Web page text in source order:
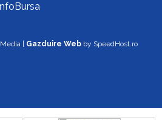
| Gazduire Web by SpeedHost.ro